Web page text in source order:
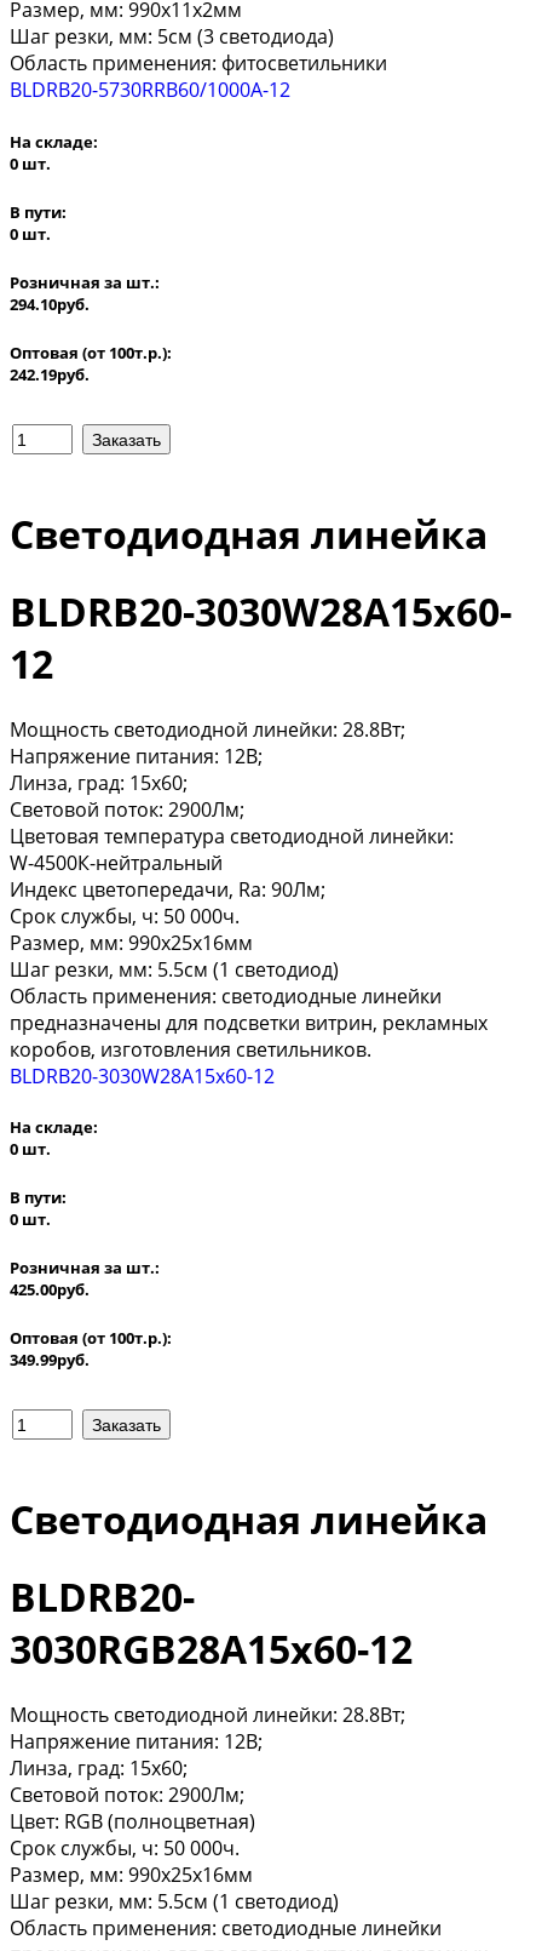
Размер, мм: 990х11х2мм
Шаг резки, мм: 5см (3 светодиода)
Область применения: фитосветильники
BLDRB20-5730RRB60/1000A-12
На складе:
0 шт.
В пути:
0 шт.
Розничная за шт.:
294.10руб.
Оптовая (от 100т.р.):
242.19руб.
Светодиодная линейка
BLDRB20-3030W28A15x60-
12
Мощность светодиодной линейки: 28.8Вт;
Напряжение питания: 12В;
Линза, град: 15x60;
Световой поток: 2900Лм;
Цветовая температура светодиодной линейки:
W-4500К-нейтральный
Индекс цветопередачи, Ra: 90Лм;
Срок службы, ч: 50 000ч.
Размер, мм: 990x25x16мм
Шаг резки, мм: 5.5см (1 светодиод)
Область применения: светодиодные линейки
предназначены для подсветки витрин, рекламных
коробов, изготовления светильников.
BLDRB20-3030W28A15x60-12
На складе:
0 шт.
В пути:
0 шт.
Розничная за шт.:
425.00руб.
Оптовая (от 100т.р.):
349.99руб.
Светодиодная линейка
BLDRB20-
3030RGB28A15x60-12
Мощность светодиодной линейки: 28.8Вт;
Напряжение питания: 12В;
Линза, град: 15x60;
Световой поток: 2900Лм;
Цвет: RGB (полноцветная)
Срок службы, ч: 50 000ч.
Размер, мм: 990x25x16мм
Шаг резки, мм: 5.5см (1 светодиод)
Область применения: светодиодные линейки